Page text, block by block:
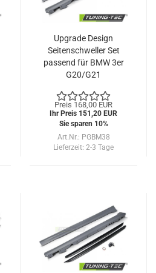
Upgrade Design
Seitenschweller Set
passend für BMW 3er
G20/G21
Preis 168,00 EUR
Ihr Preis 151,20 EUR
Sie sparen 10%
Art.Nr.: PGBM38
Lieferzeit: 2-3 Tage